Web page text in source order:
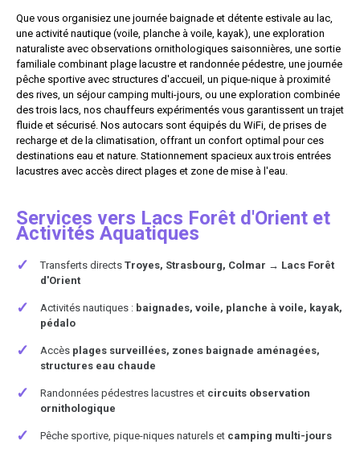
Que vous organisiez une journée baignade et détente estivale au lac,
une activité nautique (voile, planche à voile, kayak), une exploration
naturaliste avec observations ornithologiques saisonnières, une sortie
familiale combinant plage lacustre et randonnée pédestre, une journée
pêche sportive avec structures d'accueil, un pique-nique à proximité
des rives, un séjour camping multi-jours, ou une exploration combinée
des trois lacs, nos chauffeurs expérimentés vous garantissent un trajet
fluide et sécurisé. Nos autocars sont équipés du WiFi, de prises de
recharge et de la climatisation, offrant un confort optimal pour ces
destinations eau et nature. Stationnement spacieux aux trois entrées
lacustres avec accès direct plages et zone de mise à l'eau.
Services vers Lacs Forêt d'Orient et
Activités Aquatiques
✓ Transferts directs Troyes, Strasbourg, Colmar → Lacs Forêt
d'Orient
✓ Activités nautiques : baignades, voile, planche à voile, kayak,
pédalo
✓ Accès plages surveillées, zones baignade aménagées,
structures eau chaude
✓ Randonnées pédestres lacustres et circuits observation
ornithologique
✓ Pêche sportive, pique-niques naturels et camping multi-jours